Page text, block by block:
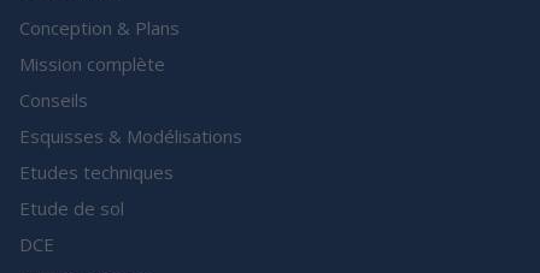
Conception & Plans
Mission complète
Conseils
Esquisses & Modélisations
Etudes techniques
Etude de sol
DCE